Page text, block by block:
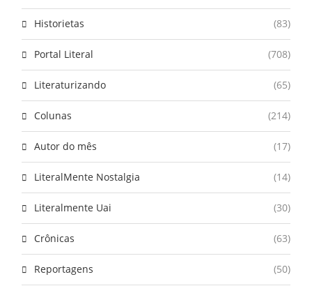
Historietas (83)
Portal Literal (708)
Literaturizando (65)
Colunas (214)
Autor do mês (17)
LiteralMente Nostalgia (14)
Literalmente Uai (30)
Crônicas (63)
Reportagens (50)